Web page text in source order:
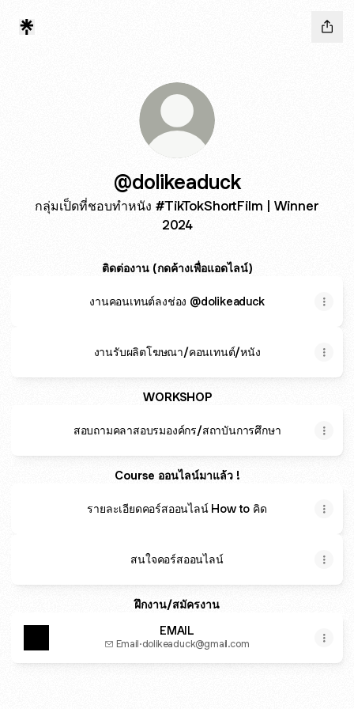
@dolikeaduck
กลุ่มเป็ดที่ชอบทำหนัง #TikTokShortFilm | Winner
2024
ติดต่องาน (กดค้างเพื่อแอดไลน์)
งานคอนเทนต์ลงช่อง @dolikeaduck
งานรับผลิตโฆษณา/คอนเทนต์/หนัง
WORKSHOP
สอบถามคลาสอบรมองค์กร/สถาบันการศึกษา
Course ออนไลน์มาแล้ว !
รายละเอียดคอร์สออนไลน์ How to คิด
สนใจคอร์สออนไลน์
ฝึกงาน/สมัครงาน
EMAIL
Email·dolikeaduck@gmail.com